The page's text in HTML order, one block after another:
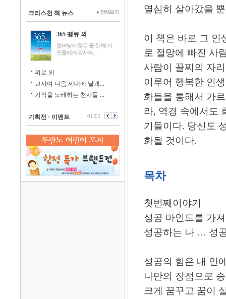
크리스천 책 뉴스
365 땡큐 외
얼마남지 않은 올 한 해 지
인들에게 감사의..
위로 외
교사여 다음 세대에 날개...
기적을 노래하는 천사들 ...
기획전 · 이벤트 01/01
열심히 살아갔을
이 책은 바로 그 인
로 절망에 빠진 사
사람이 꼴찌의 자
이루어 행복한 인
화들을 통해서 가
라, 역경 속에서도
기들이다. 당신도
화될 것이다.
목차
첫번째이야기
성공 마인드를 가
성공하는 나 … 성
성공의 힘은 내 안
나만의 장점으로
크게 꿈꾸고 꿈이